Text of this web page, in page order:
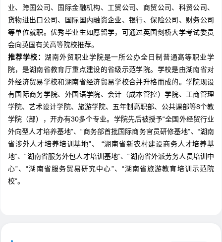
业、跨国公司、国际金融机构、工贸公司、商贸公司、科贸公司、
货物进出口公司、国际国内融资企业、银行、保险公司、财务公司
等单位就职。优秀毕业生如愿留学，可通过英国剑桥大学考试委员
会向英国有关高等院校推荐。
推荐学校：湖南外贸职业学院是一所公办全日制普通高等职业学
院，是湖南省教育厅重点建设的省级示范学院。学校是由湖南省对
外经济贸易学校和湖南省经济贸易学校合并升格而成的。学院现设
有国际商务学院、外国语学院、会计（成本管控）学院、工商管理
学院、艺术设计学院、旅游学院、五年制高职部、公共课部等8个教
学院（部），开办有30多个专业。学院先后被授予“全国外经贸行业
外向型人才培养基地”、“商务部首批国际商务官员研修基地”、“湖南
省涉外人才培养培训基地”、 “湖南省新农村建设商务人才培养基
地”、“湖南省服务外包人才培训基地”、“湖南省外派劳务人员培训中
心”、“湖南省服务贸易研究中心”、“湖南省旅游教育培训示范院
校”。